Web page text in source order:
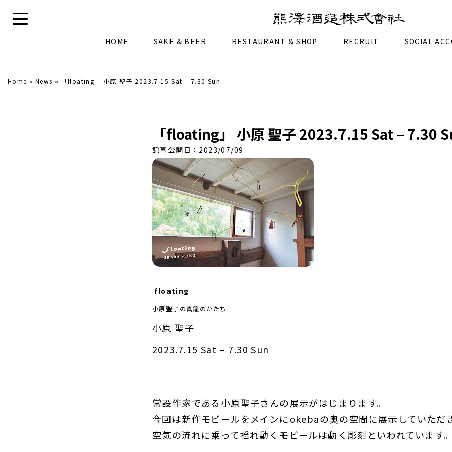
HOME SAKE & BEER RESTAURANT & SHOP RECRUIT SOCIAL
Home » News » 「floating」 小原 聖子 2023.7.15 Sat – 7.30 Sun
「floating」 小原 聖子 2023.7.15 Sat – 7.30
記事公開日：2023/07/09
floating
小原聖子の真鍮のかたち
小原 聖子
2023.7.15 Sat – 7.30 Sun
常設作家である小原聖子さんの展示がはじまります。
今回は新作モビールをメインにokebaの奥の空間に展示していただ
空気の流れに乗って揺れ動くモビールは動く彫刻といわれています。